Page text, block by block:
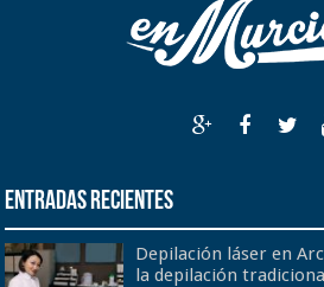
Entradas recientes
Depilación láser en
la depilación